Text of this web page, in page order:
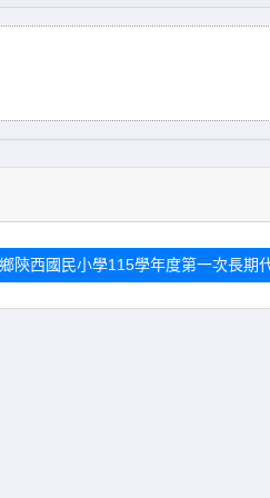
陝西國民小學115學年度第一次長期